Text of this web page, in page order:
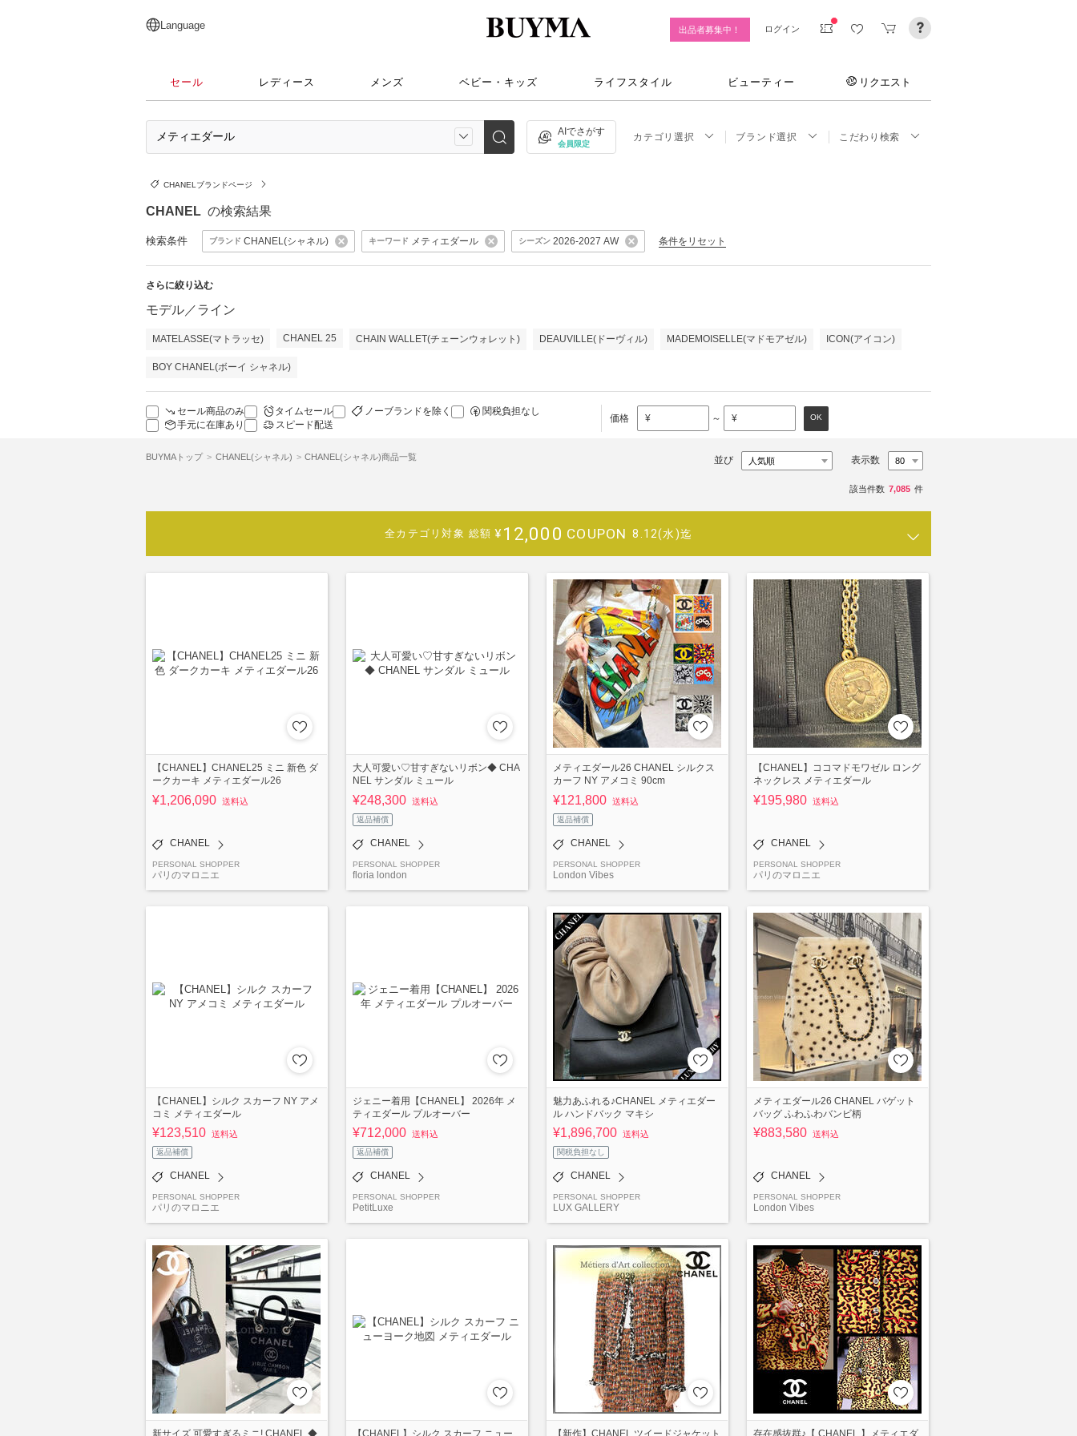
日本語
English
简体中文
繁體中文
Language 出品者募集中！ ログイン
セール レディース メンズ ベビー・キッズ ライフスタイル ビューティー リクエスト
AIでさがす
会員限定
カテゴリ選択 ブランド選択 こだわり検索
CHANELブランドページ
CHANEL の検索結果
検索条件 ブランド CHANEL(シャネル) キーワード メティエダール シーズン 2026-2027 AW 条件をリセット
さらに絞り込む
モデル／ライン
MATELASSE(マトラッセ) CHANEL 25 CHAIN WALLET(チェーンウォレット) DEAUVILLE(ドーヴィル) MADEMOISELLE(マドモアゼル) ICON(アイコン)
BOY CHANEL(ボーイ シャネル)
セール商品のみ タイムセール ノーブランドを除く
関税負担なし
手元に在庫あり
スピード配送
価格 ¥ ～ ¥ OK
BUYMAトップ CHANEL(シャネル) CHANEL(シャネル)商品一覧 並び 表示数
該当件数 7,085 件
全カテゴリ対象 総額 ¥12,000 COUPON 8.12(水)迄
【CHANEL】CHANEL25 ミニ 新色 ダ
ークカーキ メティエダール26
¥1,206,090 送料込
CHANEL
PERSONAL SHOPPER
パリのマロニエ
大人可愛い♡甘すぎないリボン◆ CHA
NEL サンダル ミュール
¥248,300 送料込
返品補償
CHANEL
PERSONAL SHOPPER
floria london
メティエダール26 CHANEL シルクス
カーフ NY アメコミ 90cm
¥121,800 送料込
返品補償
CHANEL
PERSONAL SHOPPER
London Vibes
【CHANEL】ココマドモワゼル ロング
ネックレス メティエダール
¥195,980 送料込
CHANEL
PERSONAL SHOPPER
パリのマロニエ
【CHANEL】シルク スカーフ NY アメ
コミ メティエダール
¥123,510 送料込
返品補償
CHANEL
PERSONAL SHOPPER
パリのマロニエ
ジェニー着用【CHANEL】 2026年 メ
ティエダール プルオーバー
¥712,000 送料込
返品補償
CHANEL
PERSONAL SHOPPER
PetitLuxe
魅力あふれる♪CHANEL メティエダー
ル ハンドバック マキシ
¥1,896,700 送料込
関税負担なし
CHANEL
PERSONAL SHOPPER
LUX GALLERY
メティエダール26 CHANEL バゲット
バッグ ふわふわバンビ柄
¥883,580 送料込
CHANEL
PERSONAL SHOPPER
London Vibes
新サイズ 可愛すぎるミニ! CHANEL ◆ 【CHANEL】シルク スカーフ ニュー 【新作】CHANEL ツイードジャケット 存在感抜群♪【 CHANEL 】メティエダ